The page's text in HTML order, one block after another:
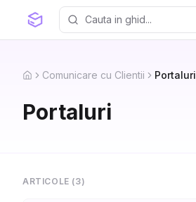
HomeComunicare cu Clientii Portaluri
Portaluri
ARTICOLE (3)